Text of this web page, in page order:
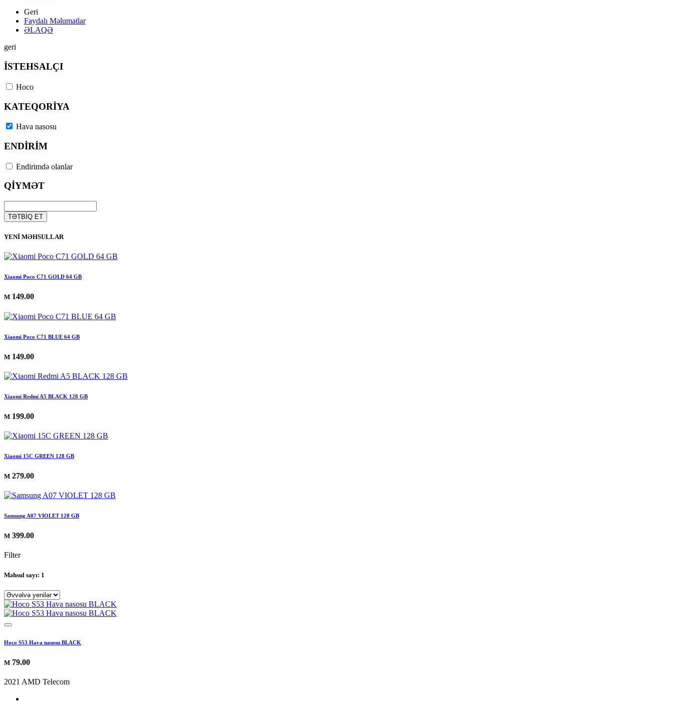
Geri
Faydalı Məlumatlar
ƏLAQƏ
geri
İSTEHSALÇI
Hoco
KATEQORİYA
Hava nasosu
ENDİRİM
Endirimdə olanlar
QİYMƏT
TƏTBİQ ET
YENİ MƏHSULLAR
Xiaomi Poco C71 GOLD 64 GB
M 149.00
Xiaomi Poco C71 BLUE 64 GB
M 149.00
Xiaomi Redmi A5 BLACK 128 GB
M 199.00
Xiaomi 15C GREEN 128 GB
M 279.00
Samsung A07 VIOLET 128 GB
M 399.00
Filter
Məhsul sayı: 1
Hoco S53 Hava nasosu BLACK
M 79.00
2021 AMD Telecom